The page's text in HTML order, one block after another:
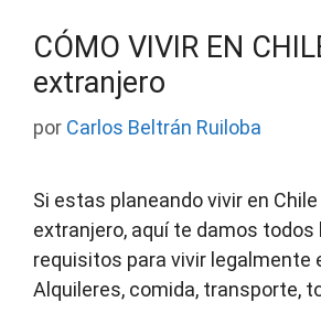
CÓMO VIVIR EN
extranjero
por Carlos Beltrán Ruiloba
Si estas planeando vivir en
extranjero, aquí te damos todos
requisitos para vivir legalmente
Alquileres, comida, transporte,